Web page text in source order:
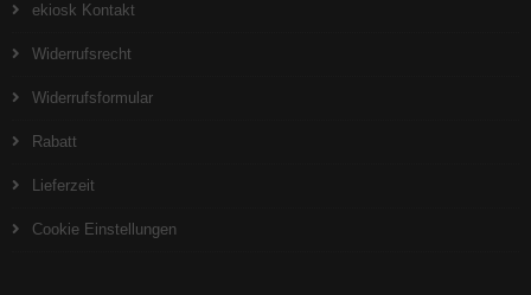
ekiosk Kontakt
Widerrufsrecht
Widerrufsformular
Rabatt
Lieferzeit
Cookie Einstellungen